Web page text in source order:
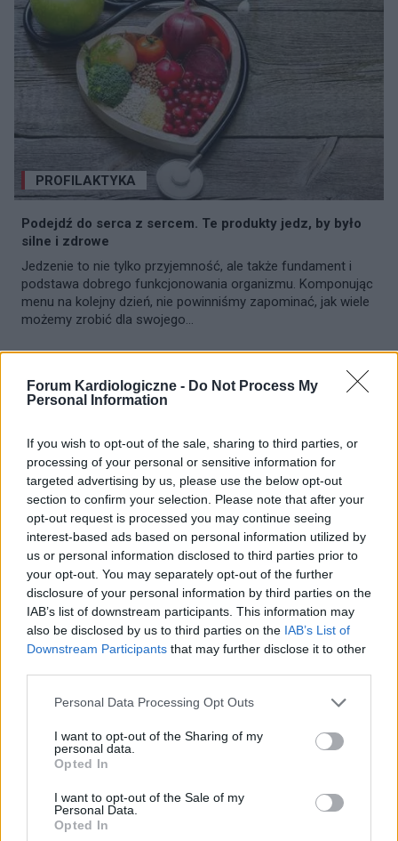
Forum Kardiologiczne - Do Not Process My
Personal Information
If you wish to opt-out of the sale, sharing to third parties, or
processing of your personal or sensitive information for
targeted advertising by us, please use the below opt-out
section to confirm your selection. Please note that after your
opt-out request is processed you may continue seeing
interest-based ads based on personal information utilized by
us or personal information disclosed to third parties prior to
your opt-out. You may separately opt-out of the further
disclosure of your personal information by third parties on the
IAB’s list of downstream participants. This information may
also be disclosed by us to third parties on the IAB’s List of
Downstream Participants that may further disclose it to other
Personal Data Processing Opt Outs
I want to opt-out of the Sharing of my
personal data.
Opted In
I want to opt-out of the Sale of my
Personal Data.
Opted In
PROFILAKTYKA
Podejdź do serca z sercem. Te produkty jedz, by było
silne i zdrowe
Jedzenie to nie tylko przyjemność, ale także fundament i
podstawa dobrego funkcjonowania organizmu. Komponując
menu na kolejny dzień, nie powinniśmy zapominać, jak wiele
możemy zrobić dla swojego...
INNE TEMATY
Występowanie bezsenności u Polaków
odpowiednio zbilansowanego odżywiania się i regularnej
aktywności fizycznej.